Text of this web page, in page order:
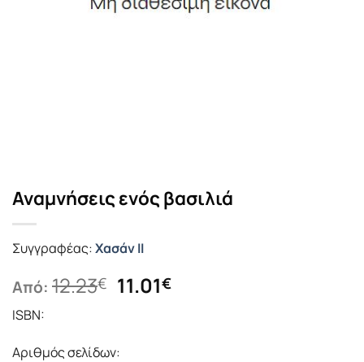
Αναμνήσεις ενός βασιλιά
Συγγραφέας:Χασάν ΙΙ
Από: 12.23€ Original
11.01€Η
ISBN:
Αριθμός σελίδων: